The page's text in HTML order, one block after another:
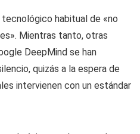
habitual de «no
Mientras tanto, otras
DeepMind se han
quizás a la espera de
intervienen con un estándar